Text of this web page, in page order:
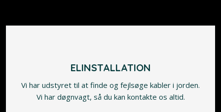
ELINSTALLATION
Vi har udstyret til at finde og fejlsøge kabler i jorden.
​Vi har døgnvagt, så du kan kontakte os altid.